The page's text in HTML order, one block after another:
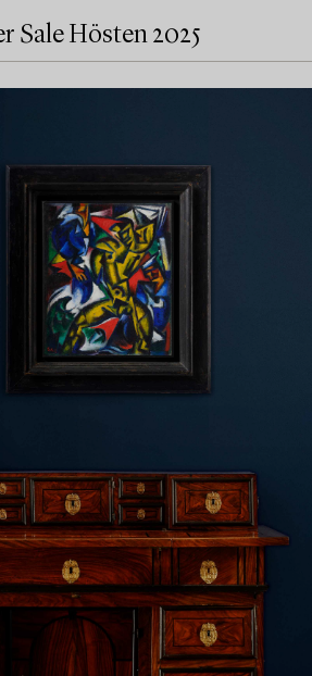
Sale Hösten 2025